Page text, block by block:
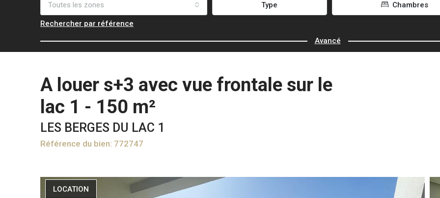
Toutes les zones Type Chambres
Rechercher par référence
Avancé
A louer s+3 avec vue frontale sur le
lac 1 - 150 m²
LES BERGES DU LAC 1
Référence du bien: 772747
LOCATION